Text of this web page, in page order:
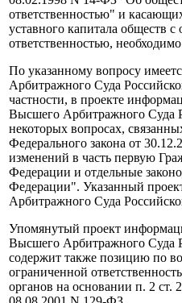
ответственностью" и
уставного капитала обществ с
ответственностью,
По указанному вопросу
Арбитражного Суда
частности, в проекте
Высшего Арбитражного Суда
некоторых вопросах,
Федерального закона от
изменений в часть первую
Федерации и отдельные
Федерации". Указанный
Арбитражного Суда
Упомянутый проект
Высшего Арбитражного Суда
содержит также позицию по
ограниченной
органов на основании п. 2 ст.